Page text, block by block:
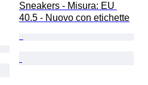
Sneakers - Misura: EU
40.5 - Nuovo con etichette